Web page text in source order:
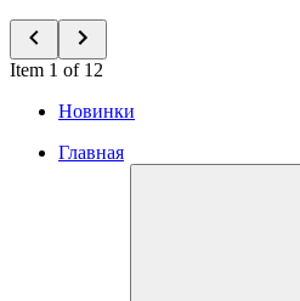
Item 1 of 12
Новинки
Главная